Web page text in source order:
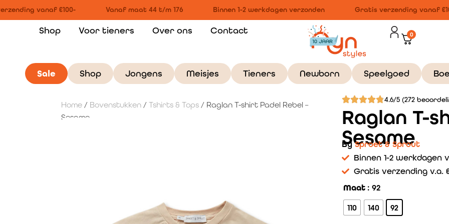
vanaf €100- Vanaf maat 44 t/m 176 Binnen 1-2 werkdagen verzonden Gratis verzending vanaf
Shop Voor tieners Over ons Contact 0
Sale Shop Jongens Meisjes Tieners Newborn Speelgoed
Home / Bovenstukken / Tshirts & Tops / Raglan T-shirt Padel Rebel –
Sesame
4.6/5 (272
Raglan T-
Sesame
BySproet & Sprout
Binnen 1-2 werkdagen
Gratis verzending v.a.
Maat : 92
110 140 92